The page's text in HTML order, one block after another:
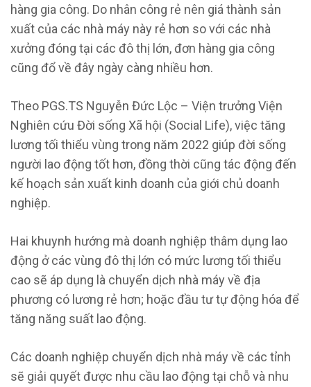
hàng gia công. Do nhân công rẻ nên giá thành sản
xuất của các nhà máy này rẻ hơn so với các nhà
xưởng đóng tại các đô thị lớn, đơn hàng gia công
cũng đổ về đây ngày càng nhiều hơn.
Theo PGS.TS Nguyễn Đức Lộc – Viện trưởng Viện
Nghiên cứu Đời sống Xã hội (Social Life), việc tăng
lương tối thiểu vùng trong năm 2022 giúp đời sống
người lao động tốt hơn, đồng thời cũng tác động đến
kế hoạch sản xuất kinh doanh của giới chủ doanh
nghiệp.
Hai khuynh hướng mà doanh nghiệp thâm dụng lao
động ở các vùng đô thị lớn có mức lương tối thiểu
cao sẽ áp dụng là chuyển dịch nhà máy về địa
phương có lương rẻ hơn; hoặc đầu tư tự động hóa để
tăng năng suất lao động.
Các doanh nghiệp chuyển dịch nhà máy về các tỉnh
sẽ giải quyết được nhu cầu lao động tại chỗ và nhu